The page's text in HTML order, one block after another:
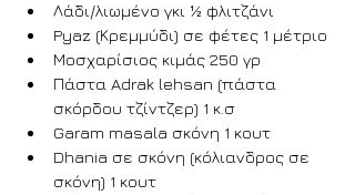
Λάδι/λιωμένο γκι ½ φλιτζάνι
Pyaz (Κρεμμύδι) σε φέτες 1 μέτριο
Μοσχαρίσιος κιμάς 250 γρ
Πάστα Adrak lehsan (πάστα
σκόρδου τζίντζερ) 1 κ.σ
Garam masala σκόνη 1 κουτ
Dhania σε σκόνη (κόλιανδρος σε
σκόνη) 1 κουτ